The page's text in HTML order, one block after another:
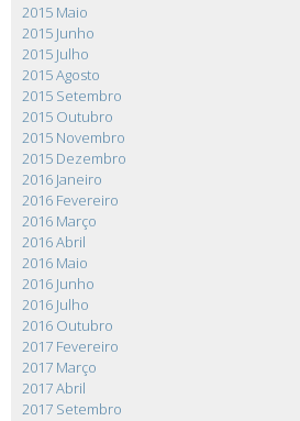
2015 Maio
2015 Junho
2015 Julho
2015 Agosto
2015 Setembro
2015 Outubro
2015 Novembro
2015 Dezembro
2016 Janeiro
2016 Fevereiro
2016 Março
2016 Abril
2016 Maio
2016 Junho
2016 Julho
2016 Outubro
2017 Fevereiro
2017 Março
2017 Abril
2017 Setembro